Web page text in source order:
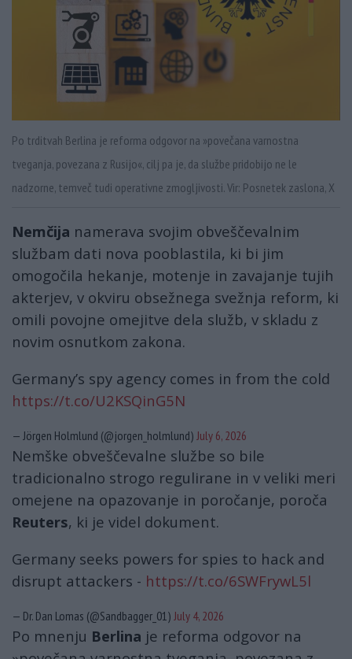
Po trditvah Berlina je reforma odgovor na »povečana varnostna
tveganja, povezana z Rusijo«, cilj pa je, da službe pridobijo ne le
nadzorne, temveč tudi operativne zmogljivosti. Vir: Posnetek zaslona, X
Nemčija namerava svojim obveščevalnim
službam dati nova pooblastila, ki bi jim
omogočila hekanje, motenje in zavajanje tujih
akterjev, v okviru obsežnega svežnja reform, ki
omili povojne omejitve dela služb, v skladu z
novim osnutkom zakona.
Germany’s spy agency comes in from the cold
https://t.co/U2KSQinG5N
— Jörgen Holmlund (@jorgen_holmlund) July 6, 2026
Nemške obveščevalne službe so bile
tradicionalno strogo regulirane in v veliki meri
omejene na opazovanje in poročanje, poroča
Reuters, ki je videl dokument.
Germany seeks powers for spies to hack and
disrupt attackers - https://t.co/6SWFrywL5l
— Dr. Dan Lomas (@Sandbagger_01) July 4, 2026
Po mnenju Berlina je reforma odgovor na